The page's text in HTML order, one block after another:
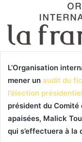
L’Organisation
mener un audit du
l’élection
président du Comité
apaisées, Malick
qui s’effectuera à la